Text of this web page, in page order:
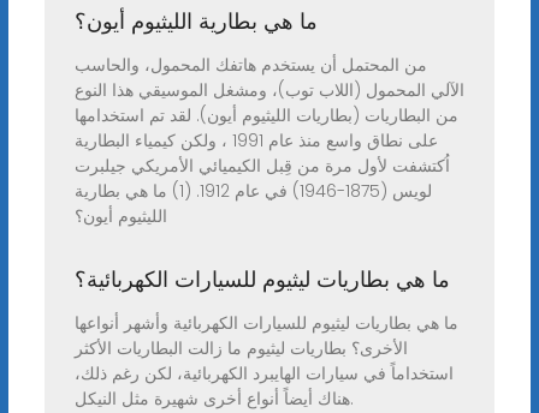
ما هي بطارية الليثيوم أيون؟
من المحتمل أن يستخدم هاتفك المحمول، والحاسب
الآلي المحمول (اللاب توب)، ومشغل الموسيقي هذا النوع
من البطاريات (بطاريات الليثيوم أيون). لقد تم استخدامها
على نطاق واسع منذ عام 1991 ، ولكن كيمياء البطارية
اُكتشفت لأول مرة من قِبل الكيميائي الأمريكي جيلبرت
لويس (1875-1946) في عام 1912. (1) ما هي بطارية
الليثيوم أيون؟
ما هي بطاريات ليثيوم للسيارات الكهربائية؟
ما هي بطاريات ليثيوم للسيارات الكهربائية وأشهر أنواعها
الأخرى؟ بطاريات ليثيوم ما زالت البطاريات الأكثر
استخداماً في سيارات الهايبرد الكهربائية، لكن رغم ذلك،
هناك أيضاً أنواع أخرى شهيرة مثل النيكل.